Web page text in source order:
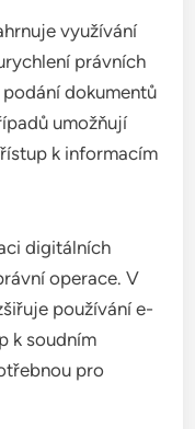
využívání
právních
dokumentů
umožňují
k informacím
digitálních
operace. V
používání e-
k soudním
pro